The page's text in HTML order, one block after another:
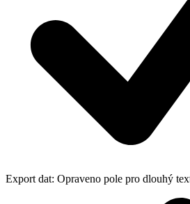
Export dat: Opraveno pole pro dlouhý